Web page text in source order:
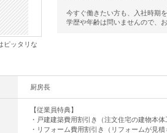
ピッタリな
今すぐ働きたい方も、入社時期
学歴や年齢は問いませんので、
厨房長
【従業員特典】
・戸建建築費用割引き（注文住宅の建物本
・リフォーム費用割引き（リフォームが見